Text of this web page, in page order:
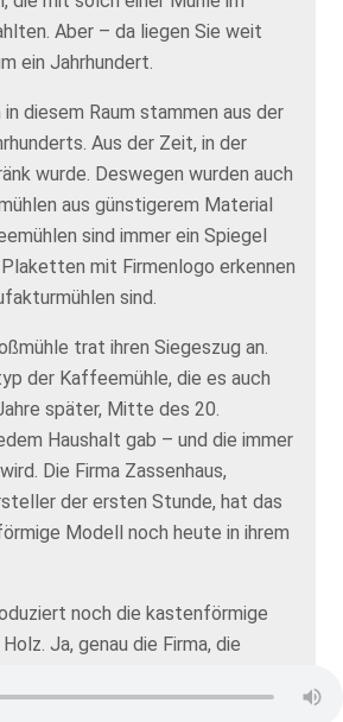
Aber – da liegen Sie weit
ein Jahrhundert.
in diesem Raum stammen aus der
Aus der Zeit, in der
wurde. Deswegen wurden auch
aus günstigerem Material
sind immer ein Spiegel
mit Firmenlogo erkennen
sind.
trat ihren Siegeszug an.
der Kaffeemühle, die es auch
später, Mitte des 20.
Haushalt gab – und die immer
Die Firma Zassenhaus,
der ersten Stunde, hat das
Modell noch heute in ihrem
noch die kastenförmige
Ja, genau die Firma, die
wird.